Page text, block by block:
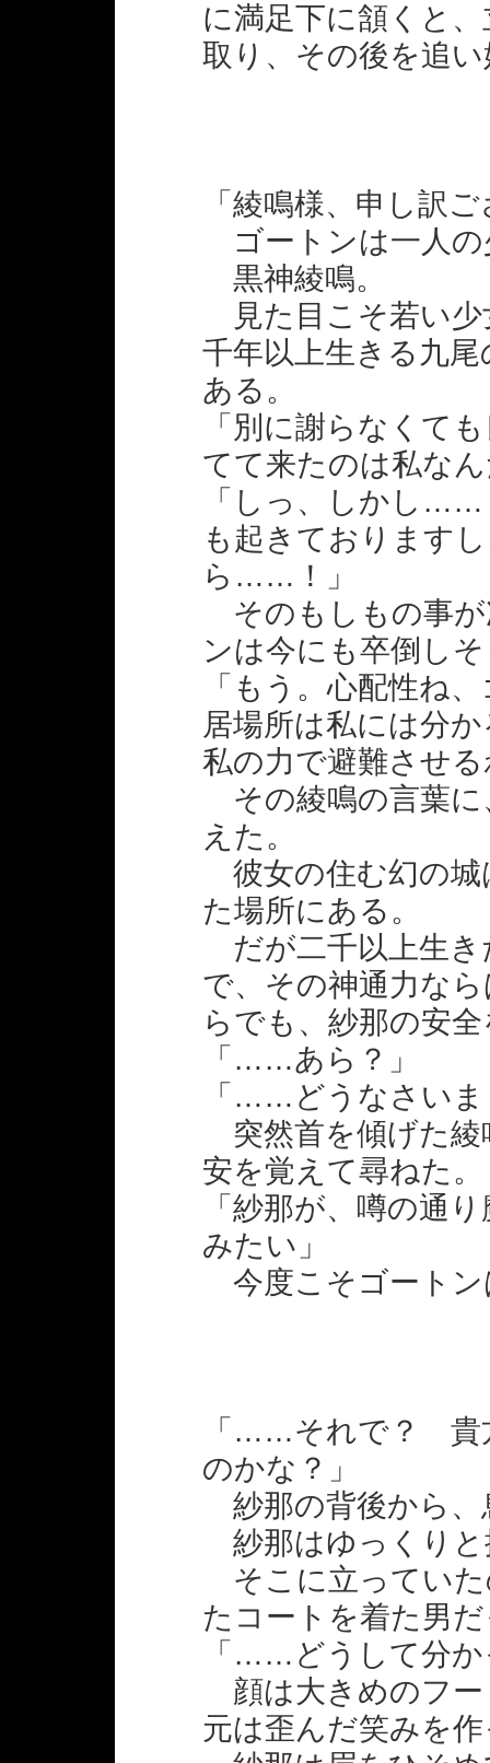
に満足下に頷くと
取り、その後を追
「綾鳴様、申し訳
ゴートンは一人の
黒神綾鳴。
見た目こそ若い少
千年以上生きる九
ある。
「別に謝らなくて
てて来たのは私な
「しっ、しかし
も起きております
ら……！」
そのもしもの事が
ンは今にも卒倒し
「もう。心配性ね
居場所は私には分
私の力で避難させ
その綾鳴の言葉に
えた。
彼女の住む幻の城
た場所にある。
だが二千以上生き
で、その神通力な
らでも、紗那の安
「……あら？」
「……どうなさいま
突然首を傾げた綾
安を覚えて尋ねた。
「紗那が、噂の通
みたい」
今度こそゴートン
「……それで？ 貴
のかな？」
紗那の背後から、
紗那はゆっくりと
そこに立っていた
たコートを着た男
「……どうして分か
顔は大きめのフー
元は歪んだ笑みを